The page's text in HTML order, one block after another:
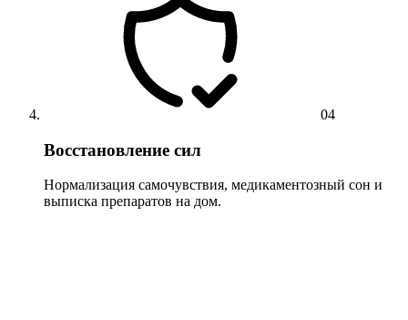
04
Восстановление сил
Нормализация самочувствия, медикаментозный сон и
выписка препаратов на дом.